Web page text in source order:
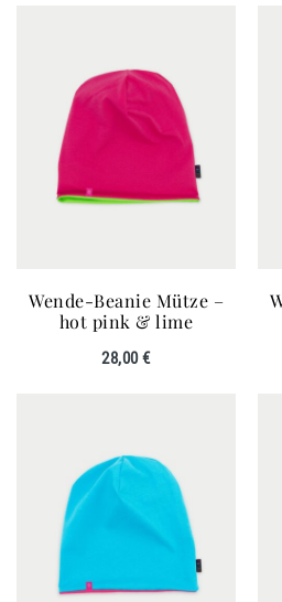
Wende-Beanie Mütze –
hot pink & lime
28,00€